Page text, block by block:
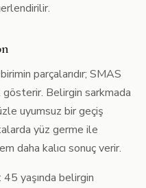
parçalarıdır; SMAS
gösterir. Belirgin sarkmada
uyumsuz bir geçiş
yüz germe ile
daha kalıcı sonuç verir.
yaşında belirgin